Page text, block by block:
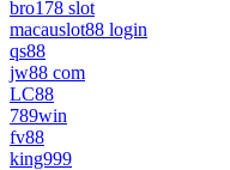
bro178 slot
macauslot88 login
qs88
jw88 com
LC88
789win
fv88
king999